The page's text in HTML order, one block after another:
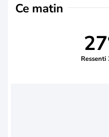
Ce matin
Ressenti